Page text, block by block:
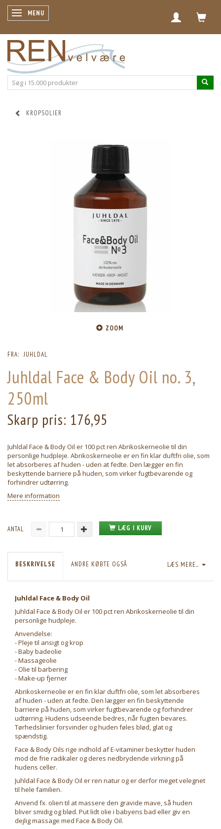
SKIFTE NAVIGATION
MENU
KROPSOLIER
ZOOM
FRA: JUHLDAL
Juhldal Face & Body Oil no. 3,
250ml
Skarp pris: 176,95
Juhldal Face & Body Oil er 100 pct ren Abrikoskerneolie til din
personlige hudpleje. Abrikoskerneolie er en fin klar duftfri olie, som
let absorberes af huden - uden at fedte. Den lægger en fin
beskyttende barriere på huden, som virker fugtbevarende og
forhindrer udtørring.
Mere information
ANTAL LÆG I KURV
LÆS MERE...
BESKRIVELSE ANDRE KØBTE OGSÅ
Juhldal Face & Body Oil
Juhldal Face & Body Oil er 100 pct ren Abrikoskerneolie til din
personlige hudpleje.
Anvendelse:
- Pleje til ansigt og krop
- Baby badeolie
- Massageolie
- Olie til barbering
- Make-up fjerner
Abrikoskerneolie er en fin klar duftfri olie, som let absorberes
af huden - uden at fedte. Den lægger en fin beskyttende
barriere på huden, som virker fugtbevarende og forhindrer
udtørring. Hudens udseende bedres, når fugten bevares.
Tørhedslinier forsvinder og huden føles blød, glat og
spændstig.
Face & Body Oils rige indhold af E-vitaminer beskytter huden
mod de frie radikaler og deres nedbrydende virkning på
hudens celler.
Juhldal Face & Body Oil er ren natur og er derfor meget velegnet
til hele familien.
Anvend fx. olien til at massere den gravide mave, så huden
bliver smidig og blød. Put lidt olie i babyens bad eller giv en
dejlig massage med Face & Body Oil.